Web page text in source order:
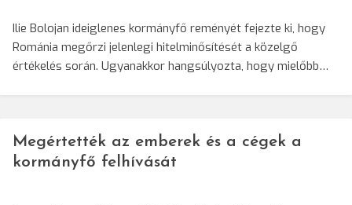
Ilie Bolojan ideiglenes kormányfő reményét fejezte ki, hogy
Románia megőrzi jelenlegi hitelminősítését a közelgő
értékelés során. Ugyanakkor hangsúlyozta, hogy mielőbb…
Megértették az emberek és a cégek a
kormányfő felhívását